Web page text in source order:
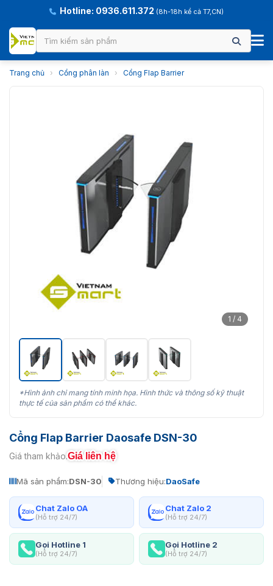
Hotline: 0936.611.372 (8h-18h kể cả T7,CN)
Trang chủ › Cổng phân làn › Cổng Flap Barrier
1 / 4
*Hình ảnh chỉ mang tính minh họa. Hình thức và thông số kỹ thuật
thực tế của sản phẩm có thể khác.
Cổng Flap Barrier Daosafe DSN-30
Giá tham khảo:Giá liên hệ
Mã sản phẩm:DSN-30 Thương hiệu:DaoSafe
Chat Zalo OA
(Hỗ trợ 24/7)
Chat Zalo 2
(Hỗ trợ 24/7)
Gọi Hotline 1
(Hỗ trợ 24/7)
Gọi Hotline 2
(Hỗ trợ 24/7)